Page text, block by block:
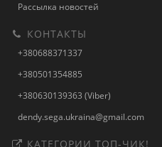
Рассылка новостей
КОНТАКТЫ
+380688371337
+380501354885
+380630139363 (Viber)
dendy.sega.ukraina@gmail.com
КАТЕГОРИИ ТОП-ЧИК!